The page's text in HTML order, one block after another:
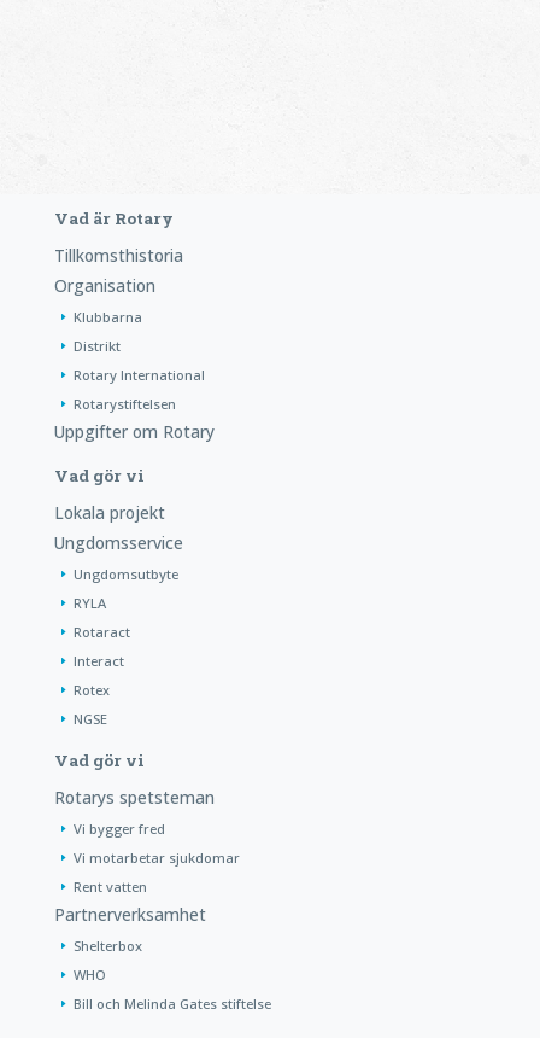
Vad är Rotary
Tillkomsthistoria
Organisation
Klubbarna
Distrikt
Rotary International
Rotarystiftelsen
Uppgifter om Rotary
Vad gör vi
Lokala projekt
Ungdomsservice
Ungdomsutbyte
RYLA
Rotaract
Interact
Rotex
NGSE
Vad gör vi
Rotarys spetsteman
Vi bygger fred
Vi motarbetar sjukdomar
Rent vatten
Partnerverksamhet
Shelterbox
WHO
Bill och Melinda Gates stiftelse